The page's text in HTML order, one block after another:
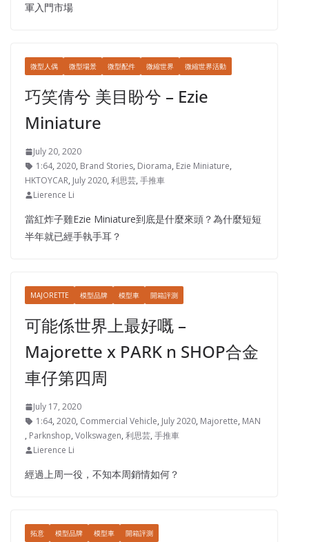
軍入門市場
微型人偶 微型場景 微型配件 微縮世界 微縮世界活動
巧笑倩兮 美目盼兮 – Ezie
Miniature
July 20, 2020
1:64, 2020, Brand Stories, Diorama, Ezie Miniature,
HKTOYCAR, July 2020, 利思芸, 手推車
Lierence Li
當紅炸子雞Ezie Miniature到底是什麼來頭？為什麼短短
半年就已經手執手耳？
MAJORETTE 模型品牌 模型車 開箱評測
可能係世界上最好嘅 –
Majorette x PARK n SHOP合金
車仔第四周
July 17, 2020
1:64, 2020, Commercial Vehicle, July 2020, Majorette, MAN
, Parknshop, Volkswagen, 利思芸, 手推車
Lierence Li
經過上周一役，不知本周銷情如何？
拓意 模型品牌 模型車 開箱評測